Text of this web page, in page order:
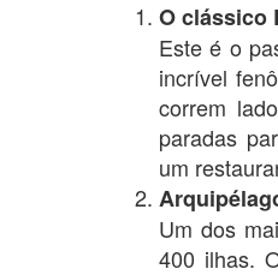
O clássico
Este é o
incrível
correm
paradas
um
Um dos
400 ilhas.